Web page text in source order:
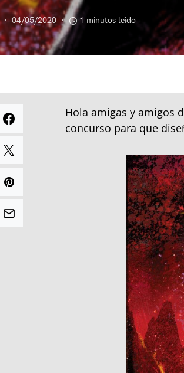
04/05/2020 1 minutos leido
Hola amigas y amigos
concurso para que